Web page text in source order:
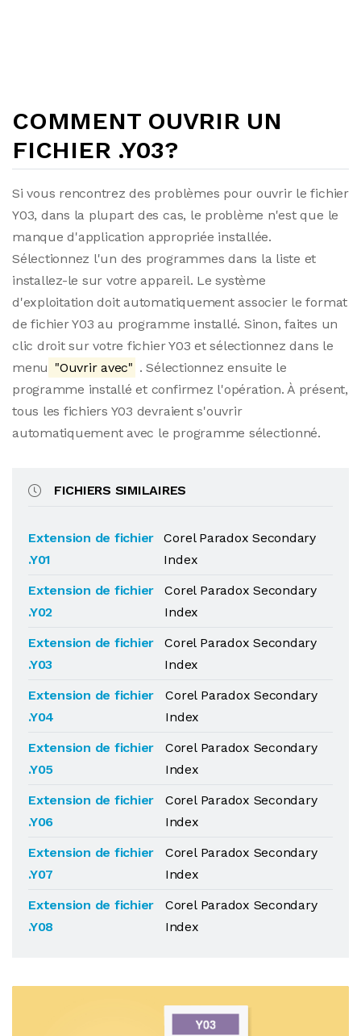
COMMENT OUVRIR UN
FICHIER .Y03?
Si vous rencontrez des problèmes pour ouvrir le fichier
Y03, dans la plupart des cas, le problème n'est que le
manque d'application appropriée installée.
Sélectionnez l'un des programmes dans la liste et
installez-le sur votre appareil. Le système
d'exploitation doit automatiquement associer le format
de fichier Y03 au programme installé. Sinon, faites un
clic droit sur votre fichier Y03 et sélectionnez dans le
menu "Ouvrir avec" . Sélectionnez ensuite le
programme installé et confirmez l'opération. À présent,
tous les fichiers Y03 devraient s'ouvrir
automatiquement avec le programme sélectionné.
FICHIERS SIMILAIRES
Extension de fichier
.Y01
Corel Paradox Secondary
Index
Extension de fichier
.Y02
Corel Paradox Secondary
Index
Extension de fichier
.Y03
Corel Paradox Secondary
Index
Extension de fichier
.Y04
Corel Paradox Secondary
Index
Extension de fichier
.Y05
Corel Paradox Secondary
Index
Extension de fichier
.Y06
Corel Paradox Secondary
Index
Extension de fichier
.Y07
Corel Paradox Secondary
Index
Extension de fichier
.Y08
Corel Paradox Secondary
Index